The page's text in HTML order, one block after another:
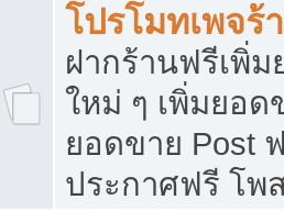
โปรโมทเพจร้
ฝากร้านฟรีเพิ่
ใหม่ ๆ เพิ่มยอด
ยอดขาย Post
ประกาศฟรี โพ